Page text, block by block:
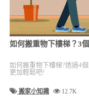
如何搬重物下樓梯？3
如何搬重物下樓梯?透過4
更加輕鬆吧!
搬家小知識 12.7K